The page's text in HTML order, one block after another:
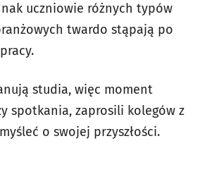
uczniowie różnych typów
twardo stąpają po
studia, więc moment
spotkania, zaprosili kolegów z
o swojej przyszłości.